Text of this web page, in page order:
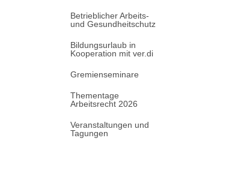
Betrieblicher Arbeits-
und Gesundheitschutz
Bildungsurlaub in
Kooperation mit ver.di
Gremienseminare
Thementage
Arbeitsrecht 2026
Veranstaltungen und
Tagungen